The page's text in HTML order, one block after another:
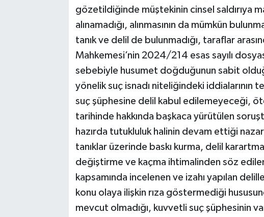
gözetildiğinde müştekinin cinsel saldırıya
alınamadığı, alınmasının da mümkün
tanık ve delil de bulunmadığı, taraflar
Mahkemesi’nin 2024/214 esas sayılı
sebebiyle husumet doğduğunun sabit
yönelik suç isnadı niteliğindeki iddialarının
suç şüphesine delil kabul edilemeyeceği,
tarihinde hakkında başkaca yürütülen
hazırda tutukluluk halinin devam ettiği
tanıklar üzerinde baskı kurma, delil
değiştirme ve kaçma ihtimalinden söz
kapsamında incelenen ve izahı yapılan
konu olaya ilişkin rıza göstermediği
mevcut olmadığı, kuvvetli suç şüphesinin